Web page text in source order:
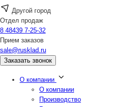
Другой город
Отдел продаж
8 48439 7-25-32
Прием заказов
sale@rusklad.ru
Заказать звонок
О компании
О компании
Производство